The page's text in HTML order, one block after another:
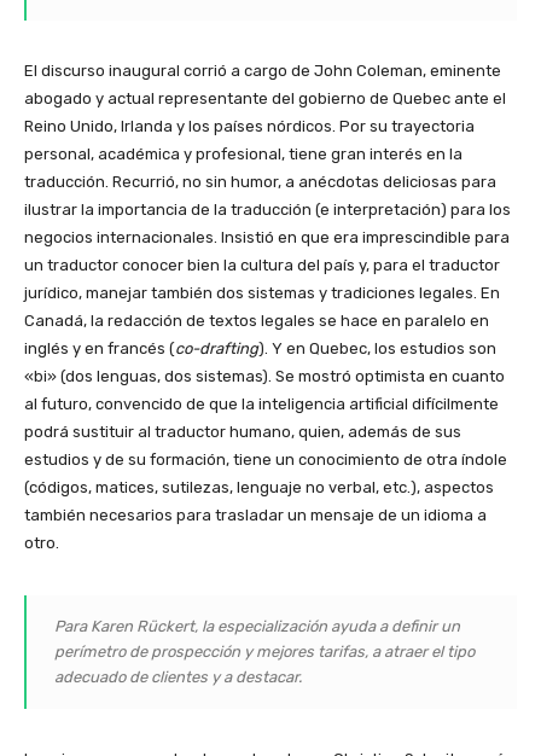
El discurso inaugural corrió a cargo de John Coleman, eminente
abogado y actual representante del gobierno de Quebec ante el
Reino Unido, Irlanda y los países nórdicos. Por su trayectoria
personal, académica y profesional, tiene gran interés en la
traducción. Recurrió, no sin humor, a anécdotas deliciosas para
ilustrar la importancia de la traducción (e interpretación) para los
negocios internacionales. Insistió en que era imprescindible para
un traductor conocer bien la cultura del país y, para el traductor
jurídico, manejar también dos sistemas y tradiciones legales. En
Canadá, la redacción de textos legales se hace en paralelo en
inglés y en francés (co-drafting). Y en Quebec, los estudios son
«bi» (dos lenguas, dos sistemas). Se mostró optimista en cuanto
al futuro, convencido de que la inteligencia artificial difícilmente
podrá sustituir al traductor humano, quien, además de sus
estudios y de su formación, tiene un conocimiento de otra índole
(códigos, matices, sutilezas, lenguaje no verbal, etc.), aspectos
también necesarios para trasladar un mensaje de un idioma a
otro.
Para Karen Rückert, la especialización ayuda a definir un
perímetro de prospección y mejores tarifas, a atraer el tipo
adecuado de clientes y a destacar.